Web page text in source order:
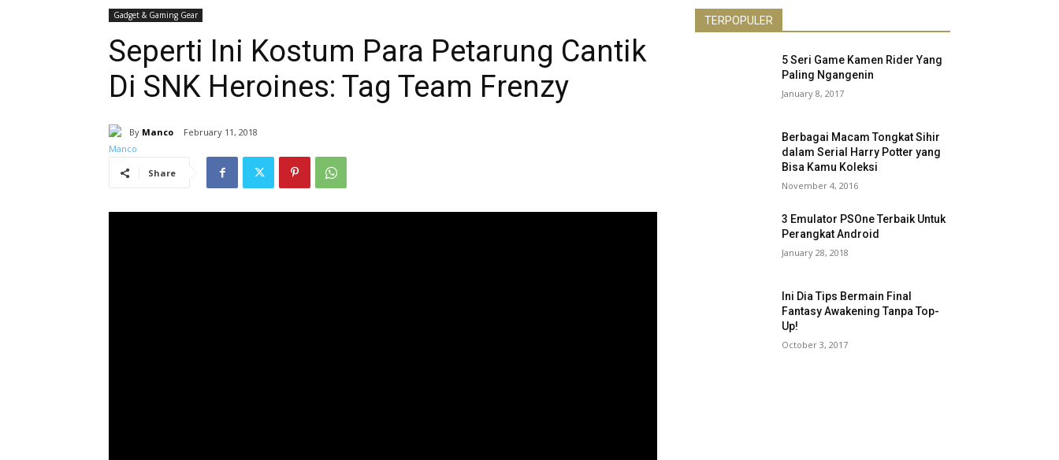
Gadget & Gaming Gear
Seperti Ini Kostum Para Petarung Cantik
Di SNK Heroines: Tag Team Frenzy
By Manco February 11, 2018
Share
TERPOPULER
5 Seri Game Kamen Rider Yang
Paling Ngangenin
January 8, 2017
Berbagai Macam Tongkat Sihir
dalam Serial Harry Potter yang
Bisa Kamu Koleksi
November 4, 2016
3 Emulator PSOne Terbaik Untuk
Perangkat Android
January 28, 2018
Ini Dia Tips Bermain Final
Fantasy Awakening Tanpa Top-
Up!
October 3, 2017